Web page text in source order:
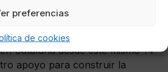
preferencias
de cookies
Egea también mostró su
PP en Cataluña, Alejandro
la tarea de reconstruir el
Cataluña desde este mismo 14-
apoyo para construir la